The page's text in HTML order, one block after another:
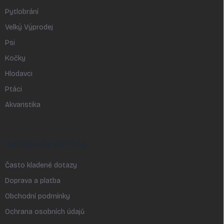
Pytlobrání
Velký Výprodej
Psi
Kočky
Hlodavci
Ptáci
Akvaristika
Často kladené dotazy
Doprava a platba
Obchodní podmínky
Ochrana osobních údajů